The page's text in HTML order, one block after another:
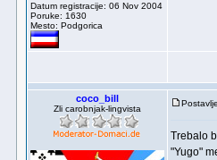
Datum registracije: 06 Nov 2004
Poruke: 1630
Mesto: Podgorica
coco_bill
Zli carobnjak-lingvista
Trebalo
"Yugo"